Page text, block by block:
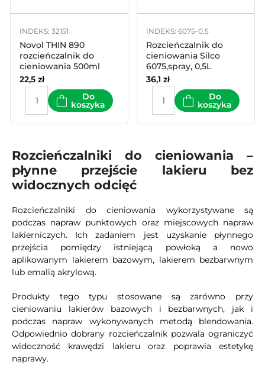
INDEKS: 32151
Novol THIN 890
rozcieńczalnik do
cieniowania 500ml
22,5 zł
Do
koszyka
INDEKS: 6075-0,5
Rozcieńczalnik do
cieniowania Silco
6075,spray, 0,5L
36,1 zł
Do
koszyka
Rozcieńczalniki do cieniowania –
płynne przejście lakieru bez
widocznych odcięć
Rozcieńczalniki do cieniowania wykorzystywane są
podczas napraw punktowych oraz miejscowych napraw
lakierniczych. Ich zadaniem jest uzyskanie płynnego
przejścia pomiędzy istniejącą powłoką a nowo
aplikowanym lakierem bazowym, lakierem bezbarwnym
lub emalią akrylową.
Produkty tego typu stosowane są zarówno przy
cieniowaniu lakierów bazowych i bezbarwnych, jak i
podczas napraw wykonywanych metodą blendowania.
Odpowiednio dobrany rozcieńczalnik pozwala ograniczyć
widoczność krawędzi lakieru oraz poprawia estetykę
naprawy.